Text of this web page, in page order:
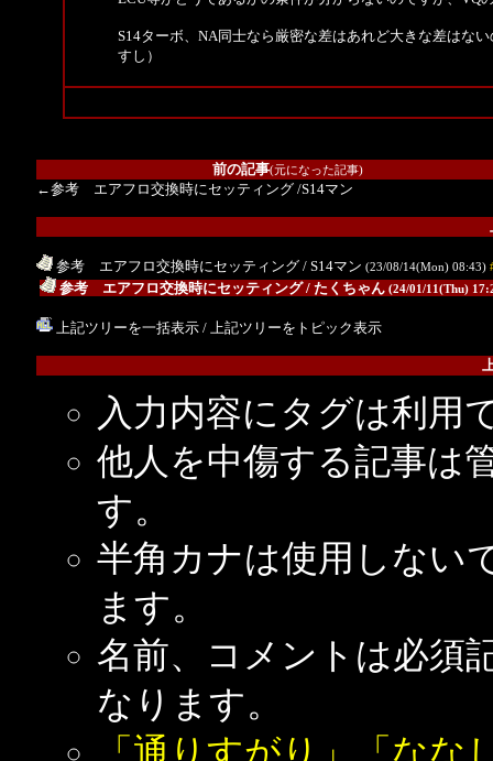
S14ターボ、NA同士なら厳密な差はあれど大きな差はな
すし）
前の記事(元になった記事)
←参考 エアフロ交換時にセッティング/S14マン
参考 エアフロ交換時にセッティング/ S14マン (23/08/14(Mon) 08:43)
参考 エアフロ交換時にセッティング/ たくちゃん (24/01/11(Thu)
上記ツリーを一括表示/ 上記ツリーをトピック表示
入力内容にタグは利用
他人を中傷する記事は
す。
半角カナは使用しない
ます。
名前、コメントは必須
なります。
「通りすがり」「な